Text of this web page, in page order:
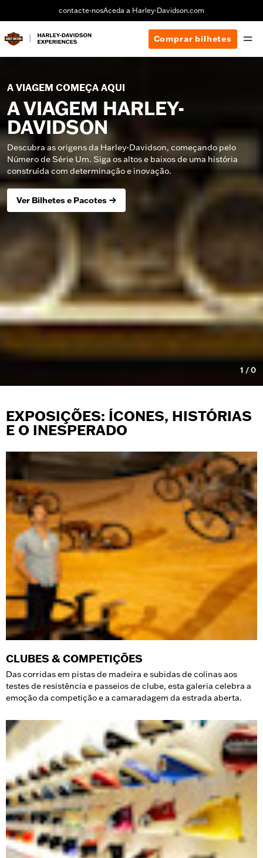
contacte-nosAceda a Harley-Davidson.com
Comprar bilhetes
A VIAGEM COMEÇA AQUI
A VIAGEM HARLEY-
DAVIDSON
Descubra as origens da Harley-Davidson, começando pelo
Número de Série Um. Siga os altos e baixos de uma história
construída com determinação e inovação.
Ver Bilhetes e Pacotes
1 /0
EXPOSIÇÕES: ÍCONES, HISTÓRIAS
E O INESPERADO
CLUBES & COMPETIÇÕES
Das corridas em pistas de madeira e subidas de colinas aos
testes de resistência e passeios de clube, esta galeria celebra a
emoção da competição e a camaradagem da estrada aberta.